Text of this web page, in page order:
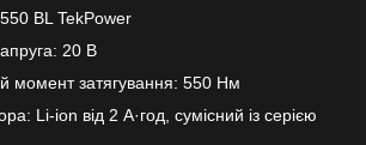
BL TekPower
20 В
момент затягування: 550 Нм
Li-ion від 2 А·год, сумісний із серією